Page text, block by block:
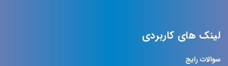
لینک های کاربردی
سوالات رایج